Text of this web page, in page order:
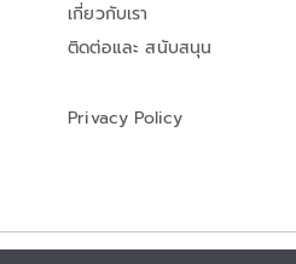
เกี่ยวกับเรา
ติดต่อและ สนับสนุน
Privacy Policy